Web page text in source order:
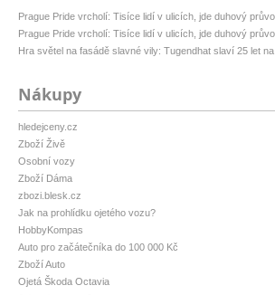
Prague Pride vrcholí: Tisíce lidí v ulicích, jde duhový
Prague Pride vrcholí: Tisíce lidí v ulicích, jde duhový
Hra světel na fasádě slavné vily: Tugendhat slaví 25 let na
Nákupy
hledejceny.cz
Zboží Živě
Osobní vozy
Zboží Dáma
zbozi.blesk.cz
Jak na prohlídku ojetého vozu?
HobbyKompas
Auto pro začátečníka do 100 000 Kč
Zboží Auto
Ojetá Škoda Octavia